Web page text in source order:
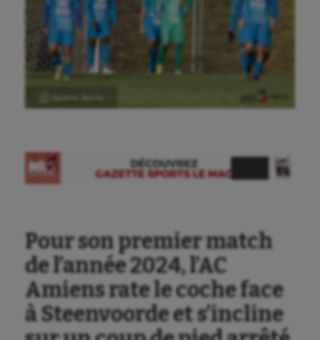
Ⓒ Gazette Sports
Pour son premier match
de l’année 2024, l’AC
Amiens rate le coche face
à Steenvoorde et s’incline